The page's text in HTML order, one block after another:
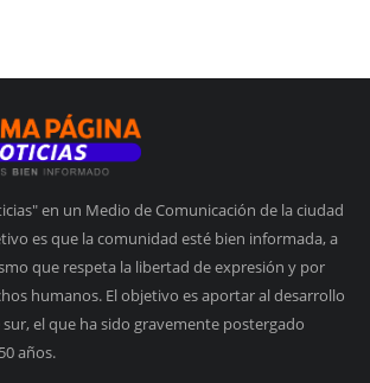
en un Medio de Comunicación de la ciudad
es que la comunidad esté bien informada, a
que respeta la libertad de expresión y por
humanos. El objetivo es aportar al desarrollo
el que ha sido gravemente postergado
años.